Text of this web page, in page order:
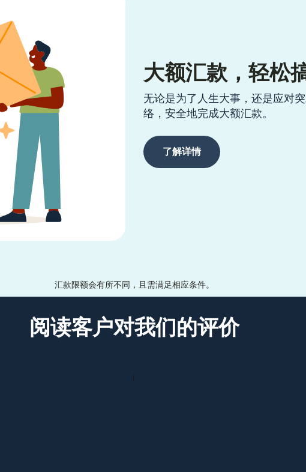
大额汇款，轻松
无论是为了人生大事，还是应对
络，安全地完成大额汇款。
了解详情
汇款限额会有所不同，且需满足相应条件。
阅读客户对我们的评价